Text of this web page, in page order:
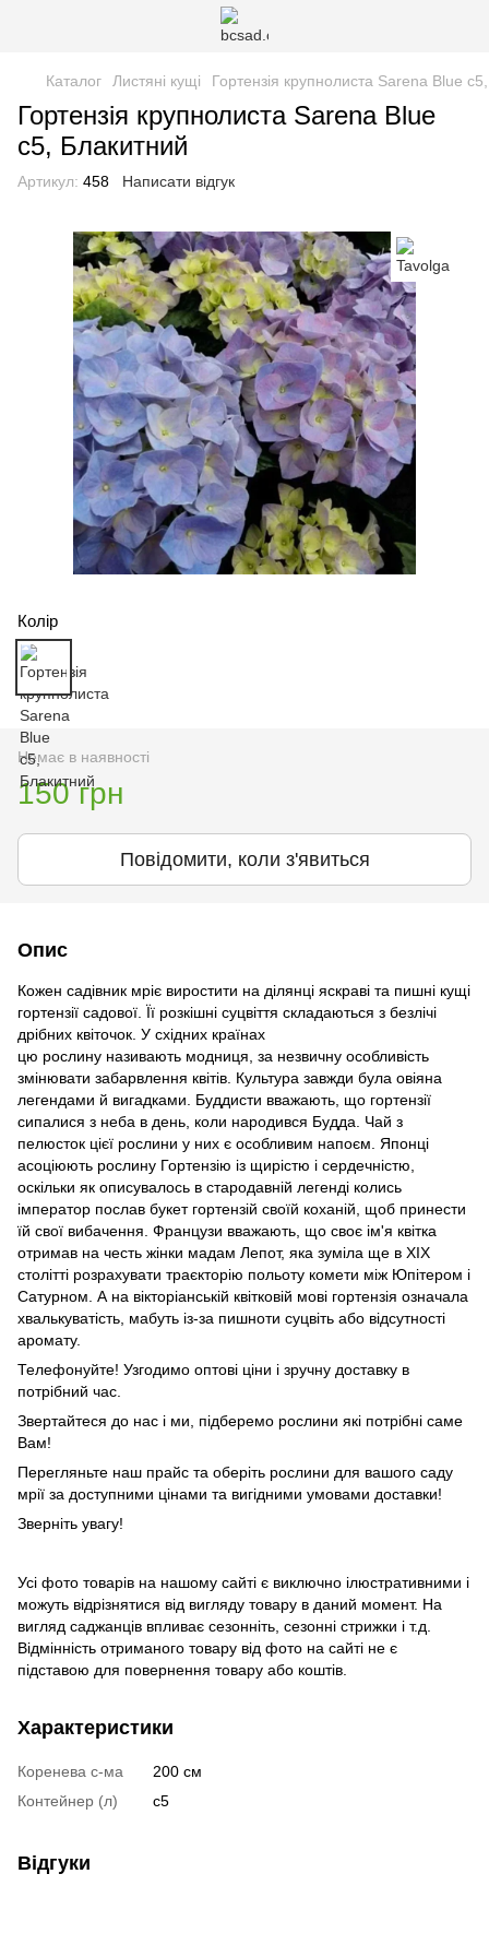
Каталог Листяні кущі Гортензія крупнолиста Sarena Blue
Гортензія крупнолиста Sarena Blue
с5, Блакитний
Артикул: 458 Написати відгук
Колір
Немає в наявності
150 грн
Повідомити, коли з'явиться
Опис
Кожен садівник мріє виростити на ділянці яскраві та пишні кущі
гортензії садової. Її розкішні суцвіття складаються з безлічі
дрібних квіточок. У східних країнах
цю рослину називають модниця, за незвичну особливість
змінювати забарвлення квітів. Культура завжди була овіяна
легендами й вигадками. Буддисти вважають, що гортензії
сипалися з неба в день, коли народився Будда. Чай з
пелюсток цієї рослини у них є особливим напоєм. Японці
асоціюють рослину Гортензію із щирістю і сердечністю,
оскільки як описувалось в стародавній легенді колись
імператор послав букет гортензій своїй коханій, щоб принести
їй свої вибачення. Французи вважають, що своє ім'я квітка
отримав на честь жінки мадам Лепот, яка зуміла ще в XIX
столітті розрахувати траєкторію польоту комети між Юпітером і
Сатурном. А на вікторіанській квітковій мові гортензія означала
хвалькуватість, мабуть із-за пишноти суцвіть або відсутності
аромату.
Телефонуйте! Узгодимо оптові ціни і зручну доставку в
потрібний час.
Звертайтеся до нас і ми, підберемо рослини які потрібні саме
Вам!
Перегляньте наш прайс та оберіть рослини для вашого саду
мрії за доступними цінами та вигідними умовами доставки!
Зверніть увагу!
Усі фото товарів на нашому сайті є виключно ілюстративними і
можуть відрізнятися від вигляду товару в даний момент. На
вигляд саджанців впливає сезонніть, сезонні стрижки і т.д.
Відмінність отриманого товару від фото на сайті не є
підставою для повернення товару або коштів.
Характеристики
Коренева с-ма
200 см
Контейнер (л)
c5
Відгуки